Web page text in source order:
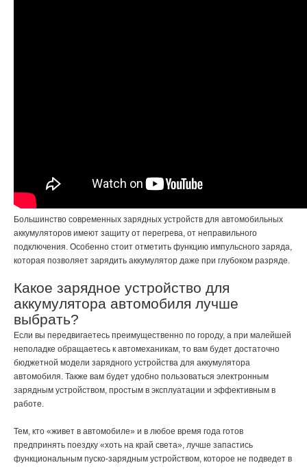
Большинство современных зарядных устройств для автомобильных
аккумуляторов имеют защиту от перегрева, от неправильного
подключения. Особенно стоит отметить функцию импульсного заряда,
которая позволяет зарядить аккумулятор даже при глубоком разряде.
Какое зарядное устройство для
аккумулятора автомобиля лучше
выбрать?
Если вы передвигаетесь преимущественно по городу, а при малейшей
неполадке обращаетесь к автомеханикам, то вам будет достаточно
бюджетной модели зарядного устройства для аккумулятора
автомобиля. Также вам будет удобно пользоваться электронным
зарядным устройством, простым в эксплуатации и эффективным в
работе.
Тем, кто «живет в автомобиле» и в любое время года готов
предпринять поездку «хоть на край света», лучше запастись
функциональным пуско-зарядным устройством, которое не подведет в